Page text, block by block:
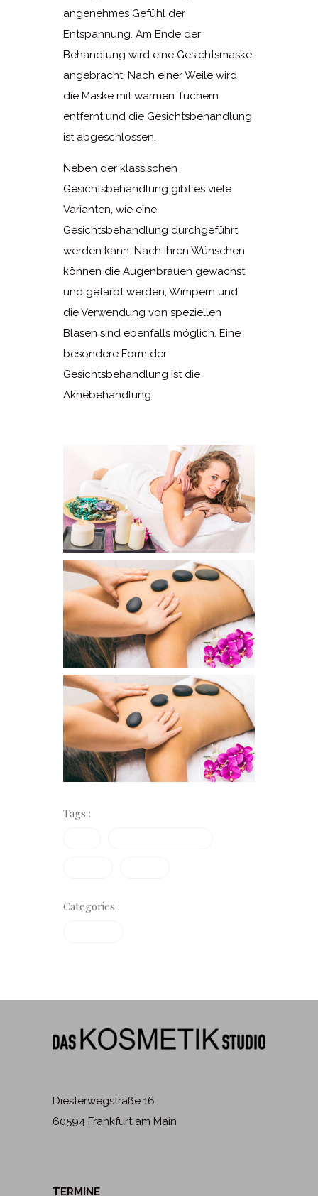
angenehmes Gefühl der
Entspannung. Am Ende der
Behandlung wird eine Gesichtsmaske
angebracht. Nach einer Weile wird
die Maske mit warmen Tüchern
entfernt und die Gesichtsbehandlung
ist abgeschlossen.
Neben der klassischen
Gesichtsbehandlung gibt es viele
Varianten, wie eine
Gesichtsbehandlung durchgeführt
werden kann. Nach Ihren Wünschen
können die Augenbrauen gewachst
und gefärbt werden, Wimpern und
die Verwendung von speziellen
Blasen sind ebenfalls möglich. Eine
besondere Form der
Gesichtsbehandlung ist die
Aknebehandlung.
Tags :
Categories :
Diesterwegstraße 16
60594 Frankfurt am Main
TERMINE